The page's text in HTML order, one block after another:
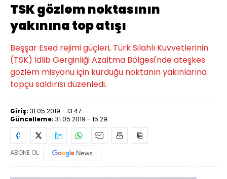
TSK gözlem noktasının
yakınına top atışı
Beşşar Esed rejimi güçleri, Türk Silahlı Kuvvetlerinin
(TSK) İdlib Gerginliği Azaltma Bölgesi'nde ateşkes
gözlem misyonu için kurduğu noktanın yakınlarına
topçu saldırısı düzenledi.
Giriş: 31.05.2019 - 13:47
Güncelleme: 31.05.2019 - 15:29
ABONE OL